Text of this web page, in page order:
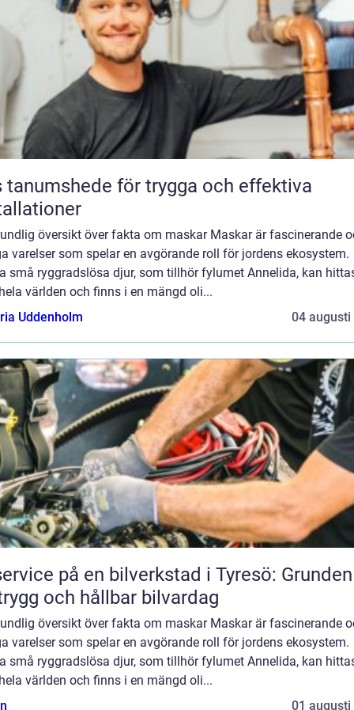
tanumshede för trygga och effektiva
översikt över fakta om maskar Maskar är fascinerande
varelser som spelar en avgörande roll för jordens ekosystem.
små ryggradslösa djur, som tillhör fylumet Annelida, kan
världen och finns i en mängd oli...
Uddenholm
04 augusti
på en bilverkstad i Tyresö:
och hållbar bilvardag
översikt över fakta om maskar Maskar är fascinerande
varelser som spelar en avgörande roll för jordens ekosystem.
små ryggradslösa djur, som tillhör fylumet Annelida, kan
världen och finns i en mängd oli...
01 augusti